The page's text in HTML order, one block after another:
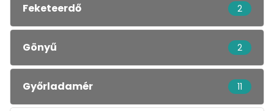
Feketeerdő 2
Gönyű 2
Győrladamér 11